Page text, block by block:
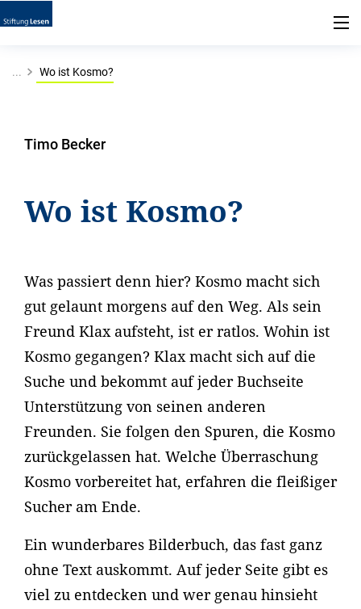
... Wo ist Kosmo?
Timo Becker
Wo ist Kosmo?
Was passiert denn hier? Kosmo macht sich
gut gelaunt morgens auf den Weg. Als sein
Freund Klax aufsteht, ist er ratlos. Wohin ist
Kosmo gegangen? Klax macht sich auf die
Suche und bekommt auf jeder Buchseite
Unterstützung von seinen anderen
Freunden. Sie folgen den Spuren, die Kosmo
zurückgelassen hat. Welche Überraschung
Kosmo vorbereitet hat, erfahren die fleißiger
Sucher am Ende.
Ein wunderbares Bilderbuch, das fast ganz
ohne Text auskommt. Auf jeder Seite gibt es
viel zu entdecken und wer genau hinsieht